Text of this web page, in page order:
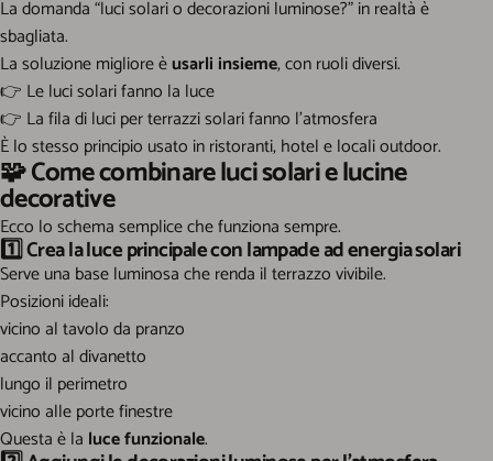
La domanda “luci solari o decorazioni luminose?” in realtà è
sbagliata.
La soluzione migliore èusarli insieme, con ruoli diversi.
👉 Le luci solari fanno la luce
👉 La fila di luci per terrazzi solari fanno l’atmosfera
È lo stesso principio usato in ristoranti, hotel e locali outdoor.
🧩 Come combinare luci solari e lucine
decorative
Ecco lo schema semplice che funziona sempre.
1️⃣Crea la luce principale con lampade ad energia solari
Serve una base luminosa che renda il terrazzo vivibile.
Posizioni ideali:
vicino al tavolo da pranzo
accanto al divanetto
lungo il perimetro
vicino alle porte finestre
Questa è la luce funzionale.